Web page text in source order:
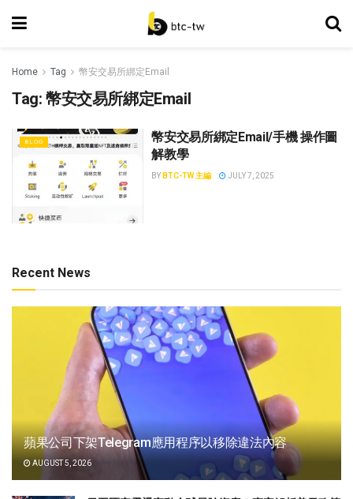
Home Tag 幣安交易所綁定Email
Tag: 幣安交易所綁定Email
BLOG
幣安交易所綁定Email/手機 操作圖
解教學
BY BTC-TW 主編 JULY 7, 2025
Recent News
蘋果公司下架Telegram應用程序以移除違法內容
AUGUST 5, 2026